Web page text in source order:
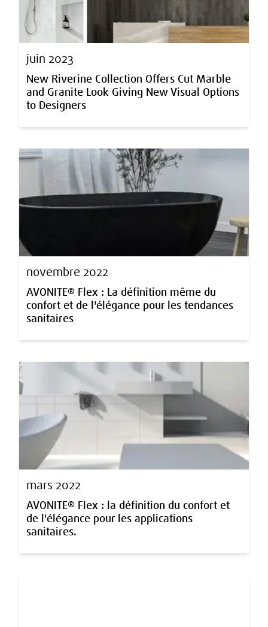
juin 2023
New Riverine Collection Offers Cut Marble
and Granite Look Giving New Visual Options
to Designers
novembre 2022
AVONITE® Flex : La définition même du
confort et de l'élégance pour les tendances
sanitaires
mars 2022
AVONITE® Flex : la définition du confort et
de l'élégance pour les applications
sanitaires.